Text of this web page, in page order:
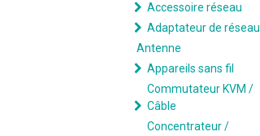
Accessoire réseau
Adaptateur de réseau
Antenne
Appareils sans fil
Commutateur KVM /
Câble
Concentrateur /